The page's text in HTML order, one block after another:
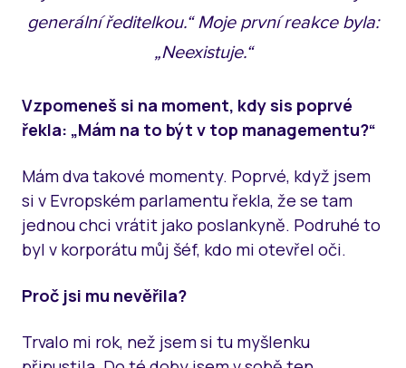
generální ředitelkou.“ Moje první reakce byla:
„Neexistuje.“
Vzpomeneš si na moment, kdy sis poprvé
řekla: „Mám na to být v top managementu?“
Mám dva takové momenty. Poprvé, když jsem
si v Evropském parlamentu řekla, že se tam
jednou chci vrátit jako poslankyně. Podruhé to
byl v korporátu můj šéf, kdo mi otevřel oči.
Proč jsi mu nevěřila?
Trvalo mi rok, než jsem si tu myšlenku